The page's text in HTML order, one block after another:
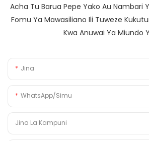
Acha Tu Barua Pepe Yako Au Nambari
Fomu Ya Mawasiliano Ili Tuweze
Kwa Anuwai Ya Miundo
Jina
WhatsApp/Simu
Jina La Kampuni